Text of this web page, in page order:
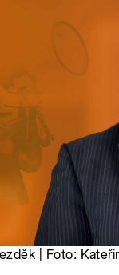
| Foto: